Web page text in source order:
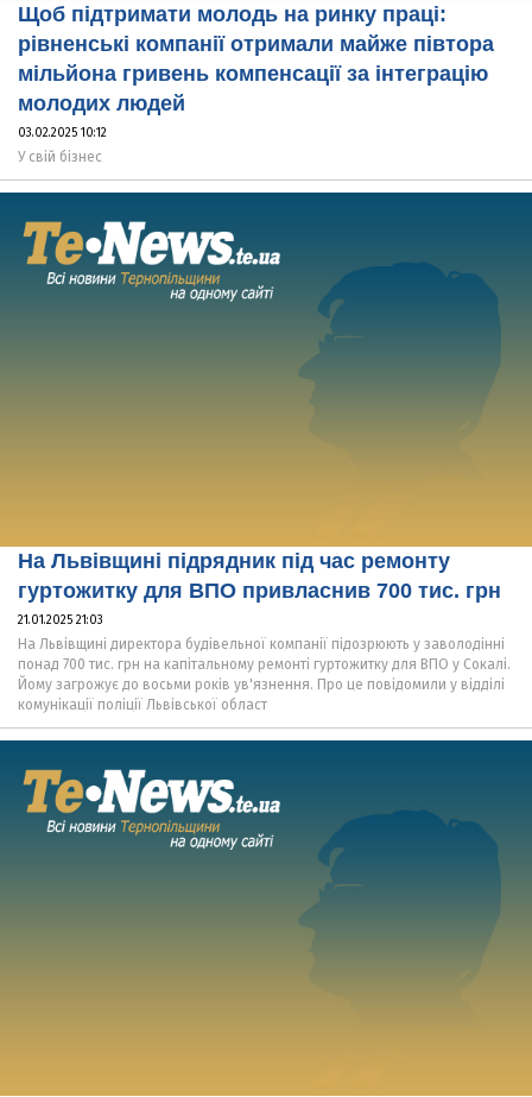
Щоб підтримати молодь на ринку праці:
рівненські компанії отримали майже півтора
мільйона гривень компенсації за інтеграцію
молодих людей
03.02.2025 10:12
У свій бізнес
На Львівщині підрядник під час ремонту
гуртожитку для ВПО привласнив 700 тис. грн
21.01.2025 21:03
На Львівщині директора будівельної компанії підозрюють у заволодінні
понад 700 тис. грн на капітальному ремонті гуртожитку для ВПО у Сокалі.
Йому загрожує до восьми років ув'язнення. Про це повідомили у відділі
комунікації поліції Львівської област